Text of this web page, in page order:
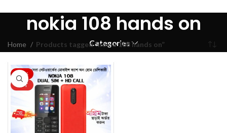
nokia 108 hands on
Categories
Home Products tagged “nokia 108 hands on”
-25%
HOT